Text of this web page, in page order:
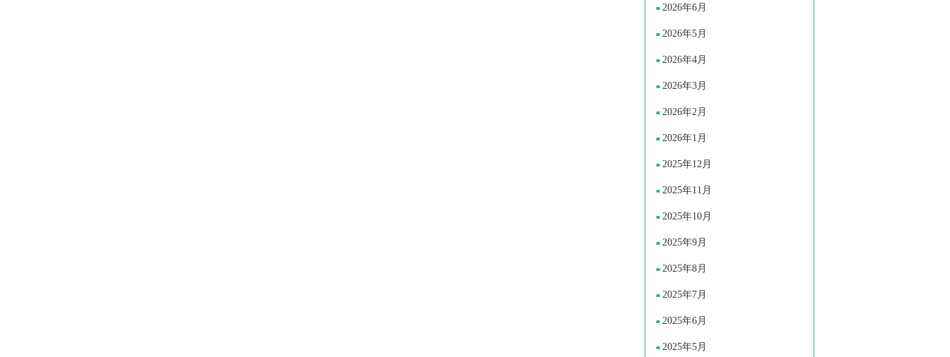
2026年6月
2026年5月
2026年4月
2026年3月
2026年2月
2026年1月
2025年12月
2025年11月
2025年10月
2025年9月
2025年8月
2025年7月
2025年6月
2025年5月